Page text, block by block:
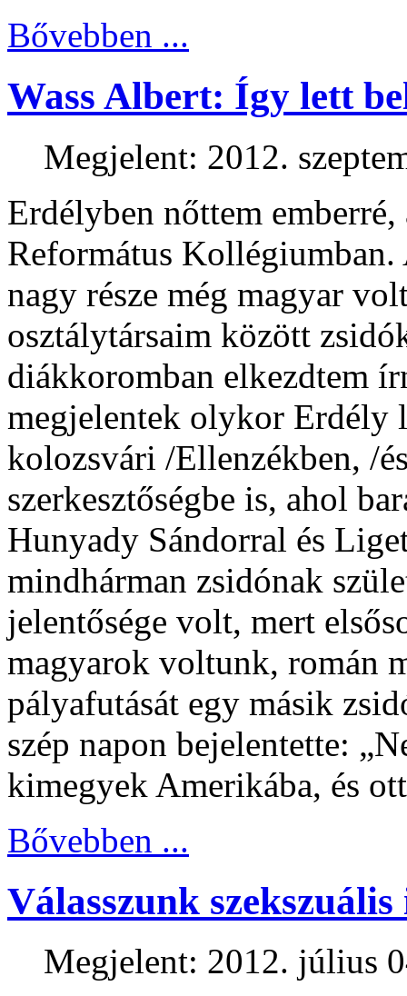
Bővebben ...
Wass Albert: Így lett
Megjelent: 2012.
Erdélyben nőttem
Református Kollégiumban.
nagy része még magyar
osztálytársaim között
diákkoromban elkezdtem
megjelentek olykor Erdély
kolozsvári /Ellenzékben, /
szerkesztőségbe is, ahol
Hunyady Sándorral és
mindhárman zsidónak
jelentősége volt, mert
magyarok voltunk, román
pályafutását egy másik
szép napon bejelentette:
kimegyek Amerikába, és
Bővebben ...
Válasszunk
Megjelent: 2012. július